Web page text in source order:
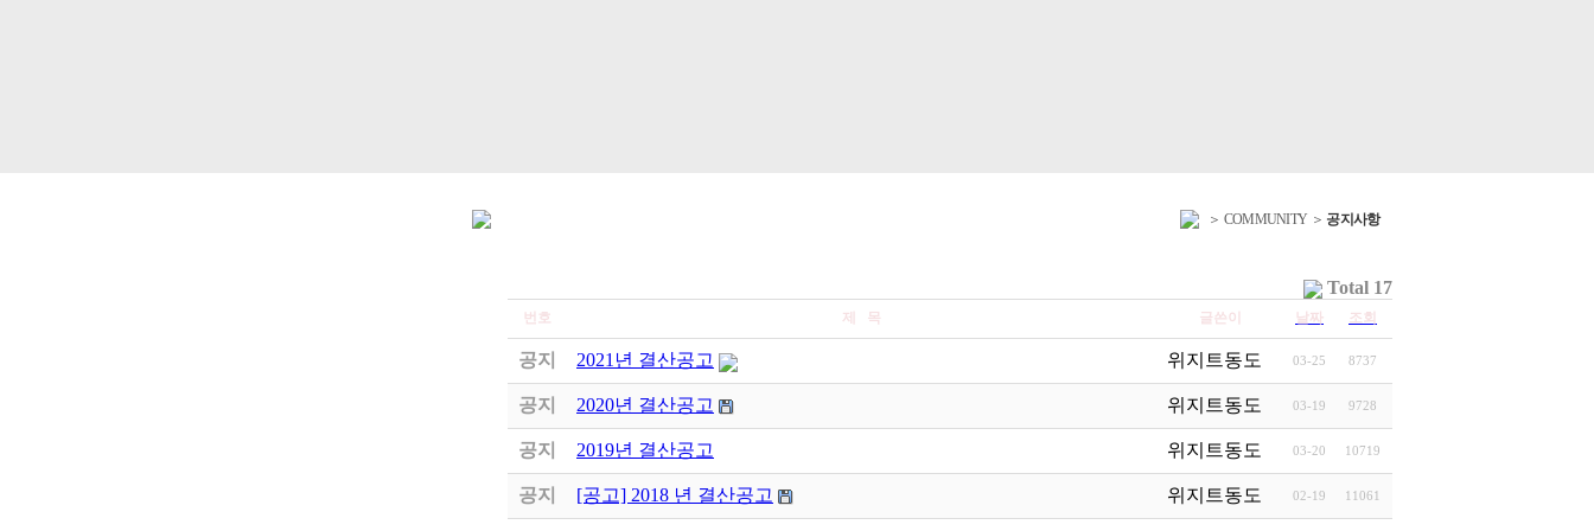
＞ COMMUNITY ＞ 공지사항
Total 17
번호 제 목 글쓴이 날짜 조회
공지 2021년 결산공고 위지트동도 03-25 8737
공지 2020년 결산공고 위지트동도 03-19 9728
공지 2019년 결산공고 위지트동도 03-20 10719
공지 [공고] 2018 년 결산공고 위지트동도 02-19 11061